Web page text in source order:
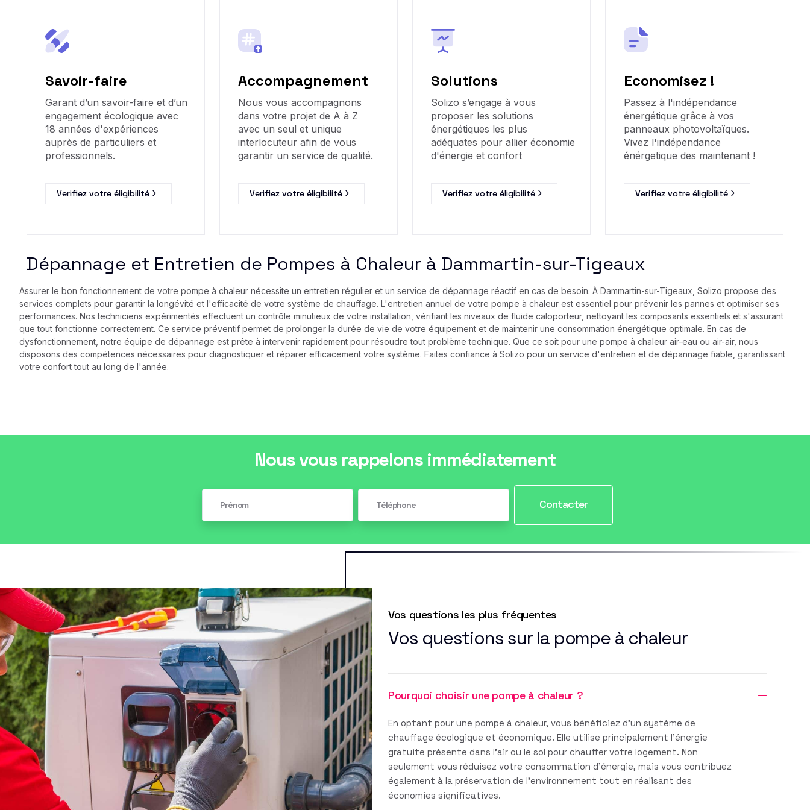
Savoir-faire
Garant d’un savoir-faire et d’un
engagement écologique avec
18 années d'expériences
auprès de particuliers et
professionnels.
Verifiez votre éligibilité
Accompagnement
Nous vous accompagnons
dans votre projet de A à Z
avec un seul et unique
interlocuteur afin de vous
garantir un service de qualité.
Verifiez votre éligibilité
Solutions
Solizo s’engage à vous
proposer les solutions
énergétiques les plus
adéquates pour allier économie
d'énergie et confort
Verifiez votre éligibilité
Economisez !
Passez à l'indépendance
énergétique grâce à vos
panneaux photovoltaïques.
Vivez l'indépendance
énérgetique des maintenant !
Verifiez votre éligibilité
Dépannage et Entretien de Pompes à Chaleur à Dammartin-sur-Tigeaux
Assurer le bon fonctionnement de votre pompe à chaleur nécessite un entretien régulier et un service de dépannage réactif en cas de besoin. À Dammartin-sur-Tigeaux, Solizo propose des
services complets pour garantir la longévité et l'efficacité de votre système de chauffage. L'entretien annuel de votre pompe à chaleur est essentiel pour prévenir les pannes et optimiser ses
performances. Nos techniciens expérimentés effectuent un contrôle minutieux de votre installation, vérifiant les niveaux de fluide caloporteur, nettoyant les composants essentiels et s'assurant
que tout fonctionne correctement. Ce service préventif permet de prolonger la durée de vie de votre équipement et de maintenir une consommation énergétique optimale. En cas de
dysfonctionnement, notre équipe de dépannage est prête à intervenir rapidement pour résoudre tout problème technique. Que ce soit pour une pompe à chaleur air-eau ou air-air, nous
disposons des compétences nécessaires pour diagnostiquer et réparer efficacement votre système. Faites confiance à Solizo pour un service d'entretien et de dépannage fiable, garantissant
votre confort tout au long de l'année.
Nous vous rappelons immédiatement
Contacter
Vos questions les plus fréquentes
Vos questions sur la pompe à chaleur
Pourquoi choisir une pompe à chaleur ?
En optant pour une pompe à chaleur, vous bénéficiez d'un système de
chauffage écologique et économique. Elle utilise principalement l'énergie
gratuite présente dans l'air ou le sol pour chauffer votre logement. Non
seulement vous réduisez votre consommation d'énergie, mais vous contribuez
également à la préservation de l'environnement tout en réalisant des
économies significatives.